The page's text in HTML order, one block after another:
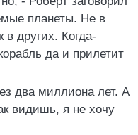
планеты. Не в
других. Когда-
да и прилетит
два миллиона лет. А
видишь, я не хочу